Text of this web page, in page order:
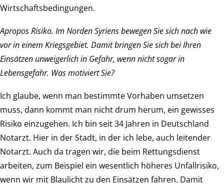
Wirtschaftsbedingungen.
Apropos Risiko. Im Norden Syriens bewegen Sie sich nach wie
vor in einem Kriegsgebiet. Damit bringen Sie sich bei Ihren
Einsätzen unweigerlich in Gefahr, wenn nicht sogar in
Lebensgefahr. Was motiviert Sie?
Ich glaube, wenn man bestimmte Vorhaben umsetzen
muss, dann kommt man nicht drum herum, ein gewisses
Risiko einzugehen. Ich bin seit 34 Jahren in Deutschland
Notarzt. Hier in der Stadt, in der ich lebe, auch leitender
Notarzt. Auch da tragen wir, die beim Rettungsdienst
arbeiten, zum Beispiel ein wesentlich höheres Unfallrisiko,
wenn wir mit Blaulicht zu den Einsätzen fahren. Damit